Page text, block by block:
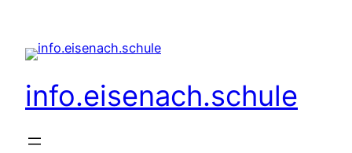
springen
info.eisenach.schule